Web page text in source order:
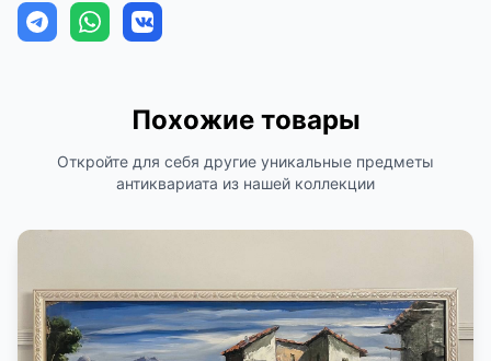
Похожие товары
Откройте для себя другие уникальные предметы
антиквариата из нашей коллекции